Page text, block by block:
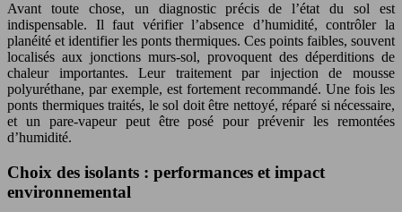
Avant toute chose, un diagnostic précis de l’état du sol est
indispensable. Il faut vérifier l’absence d’humidité, contrôler la
planéité et identifier les ponts thermiques. Ces points faibles, souvent
localisés aux jonctions murs-sol, provoquent des déperditions de
chaleur importantes. Leur traitement par injection de mousse
polyuréthane, par exemple, est fortement recommandé. Une fois les
ponts thermiques traités, le sol doit être nettoyé, réparé si nécessaire,
et un pare-vapeur peut être posé pour prévenir les remontées
d’humidité.
Choix des isolants : performances et impact
environnemental